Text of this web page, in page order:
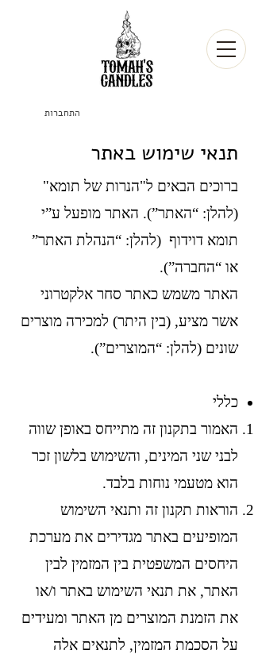
התחברות
תנאי שימוש באתר
ברוכים הבאים ל"הנרות של תומא"
(להלן: “האתר”). האתר מופעל ע”י
תומא דוידוף (להלן: “הנהלת האתר”
או “החברה”).
האתר משמש כאתר סחר אלקטרוני
אשר מציע, (בין היתר) למכירה מוצרים
שונים (להלן: “המוצרים”).
כללי
האמור בתקנון זה מתייחס באופן שווה
לבני שני המינים, והשימוש בלשון זכר
הוא מטעמי נוחות בלבד.
הוראות תקנון זה ותנאי השימוש
המופיעים באתר מגדירים את מערכת
היחסים המשפטית בין המזמין לבין
האתר, את תנאי השימוש באתר ו/או
את הזמנת המוצרים מן האתר ומעידים
על הסכמת המזמין, לתנאים אלה